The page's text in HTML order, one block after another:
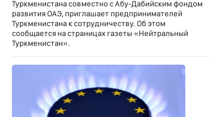
Туркменистана совместно с Абу-Дабийским фондом
развития ОАЭ, приглашает предпринимателей
Туркменистана к сотрудничеству. Об этом
сообщается на страницах газеты «Нейтральный
Туркменистан».